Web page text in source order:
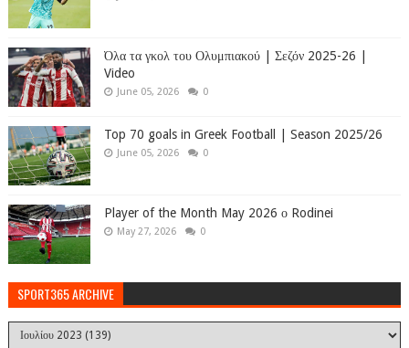
Όλα τα γκολ του Ολυμπιακού | Σεζόν 2025-26 |
Video
June 05, 2026 0
Top 70 goals in Greek Football | Season 2025/26
June 05, 2026 0
Player of the Month May 2026 ο Rodinei
May 27, 2026 0
SPORT365 ARCHIVE